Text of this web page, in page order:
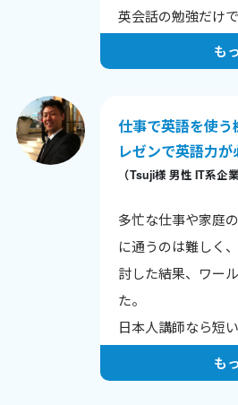
英会話の勉強だけ
教など幅広い知識
的好奇心を満たし
も
仕事で英語を使
レゼンで英語力
（Tsuji様 男性 IT系企
多忙な仕事や家庭
に通うのは難しく
討した結果、ワー
た。
日本人講師なら短
をスムーズに解決
また、講師が世界
も